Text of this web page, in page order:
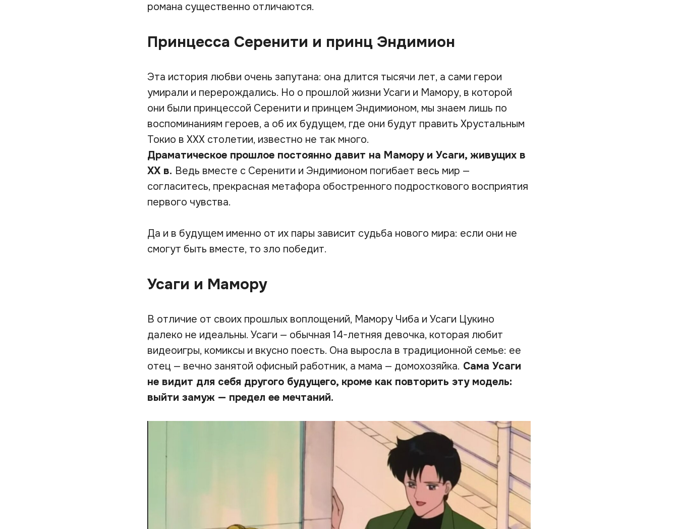
романа существенно отличаются.
Принцесса Серенити и принц Эндимион
Эта история любви очень запутана: она длится тысячи лет, а сами герои
умирали и перерождались. Но о прошлой жизни Усаги и Мамору, в которой
они были принцессой Серенити и принцем Эндимионом, мы знаем лишь по
воспоминаниям героев, а об их будущем, где они будут править Хрустальным
Токио в ХХХ столетии, известно не так много.
Драматическое прошлое постоянно давит на Мамору и Усаги, живущих в
XX в. Ведь вместе с Серенити и Эндимионом погибает весь мир —
согласитесь, прекрасная метафора обостренного подросткового восприятия
первого чувства.
Да и в будущем именно от их пары зависит судьба нового мира: если они не
смогут быть вместе, то зло победит.
Усаги и Мамору
В отличие от своих прошлых воплощений, Мамору Чиба и Усаги Цукино
далеко не идеальны. Усаги — обычная 14-летняя девочка, которая любит
видеоигры, комиксы и вкусно поесть. Она выросла в традиционной семье: ее
отец — вечно занятой офисный работник, а мама — домохозяйка. Сама Усаги
не видит для себя другого будущего, кроме как повторить эту модель:
выйти замуж — предел ее мечтаний.